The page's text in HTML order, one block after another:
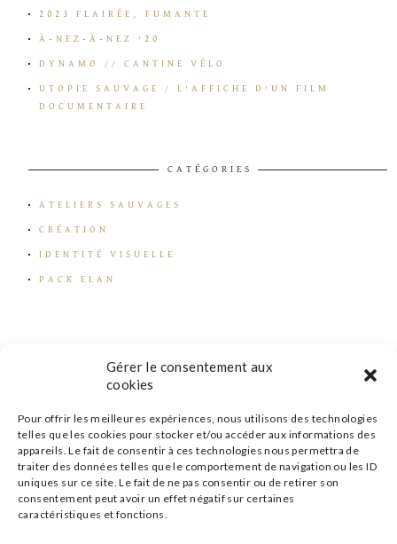
Gérer le consentement aux
cookies
Pour offrir les meilleures expériences, nous utilisons des technologies
telles que les cookies pour stocker et/ou accéder aux informations des
appareils. Le fait de consentir à ces technologies nous permettra de
traiter des données telles que le comportement de navigation ou les ID
uniques sur ce site. Le fait de ne pas consentir ou de retirer son
consentement peut avoir un effet négatif sur certaines
caractéristiques et fonctions.
2023 FLAIRÉE, FUMANTE
À-NEZ-À-NEZ ’20
DYNAMO // CANTINE VÉLO
UTOPIE SAUVAGE / L’AFFICHE D’UN FILM
DOCUMENTAIRE
CATÉGORIES
ATELIERS SAUVAGES
CRÉATION
IDENTITÉ VISUELLE
PACK ELAN